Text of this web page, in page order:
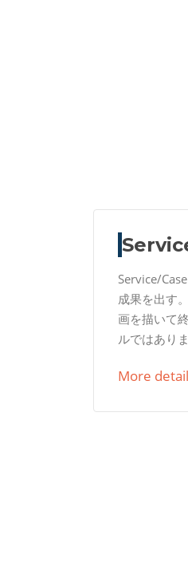
Service/
成果を出す
画を描いて
ルではあり
More